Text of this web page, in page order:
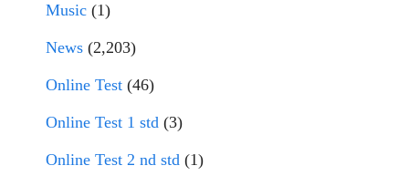
Music (1)
News (2,203)
Online Test (46)
Online Test 1 std (3)
Online Test 2 nd std (1)